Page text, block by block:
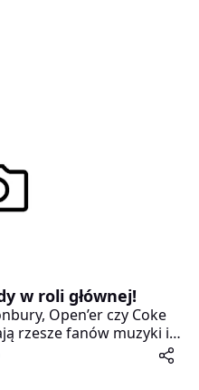
w roli głównej!
Open’er czy Coke
rzesze fanów muzyki i
tam była. Postaw na
body i stwórz oryginalną